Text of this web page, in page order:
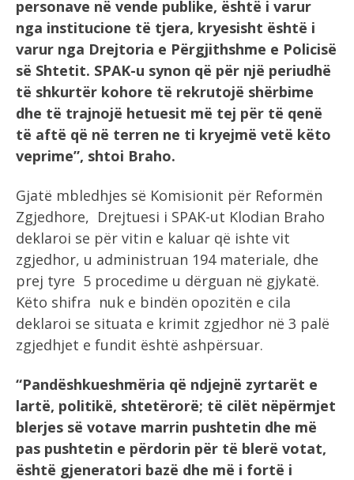
personave në vende publike, është i varur
nga institucione të tjera, kryesisht është i
varur nga Drejtoria e Përgjithshme e Policisë
së Shtetit. SPAK-u synon që për një periudhë
të shkurtër kohore të rekrutojë shërbime
dhe të trajnojë hetuesit më tej për të qenë
të aftë që në terren ne ti kryejmë vetë këto
veprime”, shtoi Braho.
Gjatë mbledhjes së Komisionit për Reformën
Zgjedhore, Drejtuesi i SPAK-ut Klodian Braho
deklaroi se për vitin e kaluar që ishte vit
zgjedhor, u administruan 194 materiale, dhe
prej tyre 5 procedime u dërguan në gjykatë.
Këto shifra nuk e bindën opozitën e cila
deklaroi se situata e krimit zgjedhor në 3 palë
zgjedhjet e fundit është ashpërsuar.
“Pandëshkueshmëria që ndjejnë zyrtarët e
lartë, politikë, shtetërorë; të cilët nëpërmjet
blerjes së votave marrin pushtetin dhe më
pas pushtetin e përdorin për të blerë votat,
është gjeneratori bazë dhe më i fortë i